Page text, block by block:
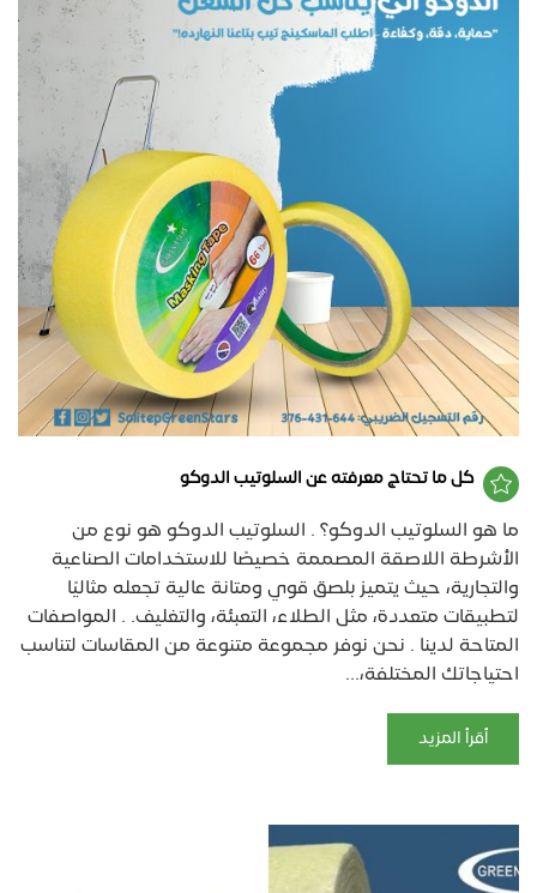
كل ما تحتاج معرفته عن السلوتيب الدوكو
ما هو السلوتيب الدوكو؟ . السلوتيب الدوكو هو نوع من
الأشرطة اللاصقة المصممة خصيصًا للاستخدامات الصناعية
والتجارية، حيث يتميز بلصق قوي ومتانة عالية تجعله مثاليًا
لتطبيقات متعددة، مثل الطلاء، التعبئة، والتغليف. . المواصفات
المتاحة لدينا . نحن نوفر مجموعة متنوعة من المقاسات لتناسب
احتياجاتك المختلفة،...
أقرأ المزيد